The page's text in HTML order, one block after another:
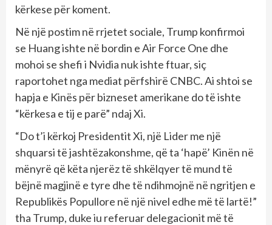
kërkese për koment.
Në një postim në rrjetet sociale, Trump konfirmoi
se Huang ishte në bordin e Air Force One dhe
mohoi se shefi i Nvidia nuk ishte ftuar, siç
raportohet nga mediat përfshirë CNBC. Ai shtoi se
hapja e Kinës për bizneset amerikane do të ishte
“kërkesa e tij e parë” ndaj Xi.
“Do t’i kërkoj Presidentit Xi, një Lider me një
shquarsi të jashtëzakonshme, që ta ‘hapë’ Kinën në
mënyrë që këta njerëz të shkëlqyer të mund të
bëjnë magjinë e tyre dhe të ndihmojnë në ngritjen e
Republikës Popullore në një nivel edhe më të lartë!”
tha Trump, duke iu referuar delegacionit më të